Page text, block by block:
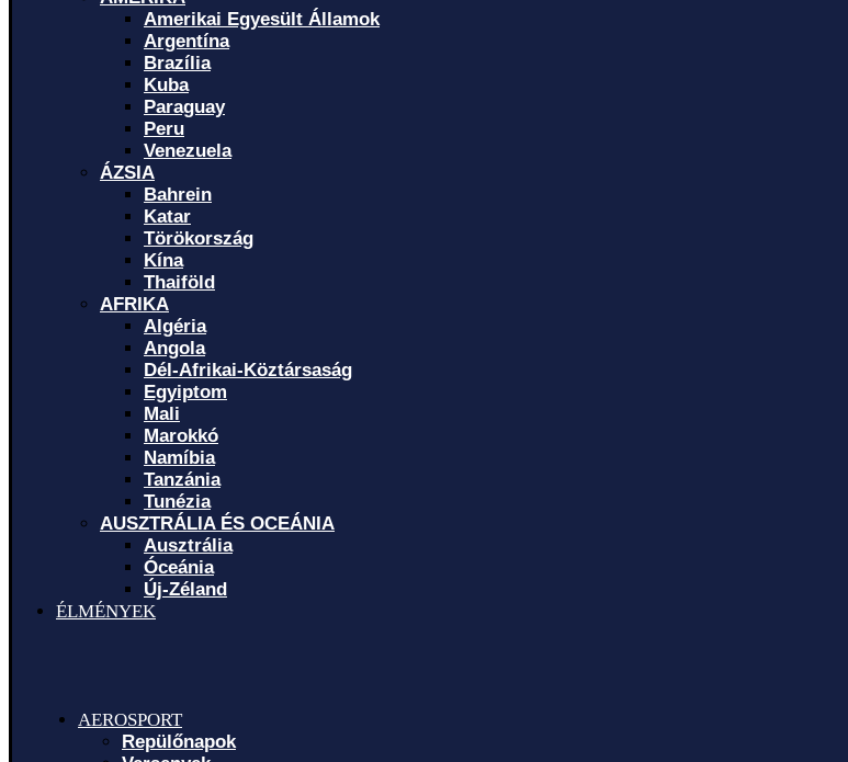
Amerikai Egyesült Államok
Argentína
Brazília
Kuba
Paraguay
Peru
Venezuela
ÁZSIA
Bahrein
Katar
Törökország
Kína
Thaiföld
AFRIKA
Algéria
Angola
Dél-Afrikai-Köztársaság
Egyiptom
Mali
Marokkó
Namíbia
Tanzánia
Tunézia
AUSZTRÁLIA ÉS OCEÁNIA
Ausztrália
Óceánia
Új-Zéland
ÉLMÉNYEK
AEROSPORT
Repülőnapok